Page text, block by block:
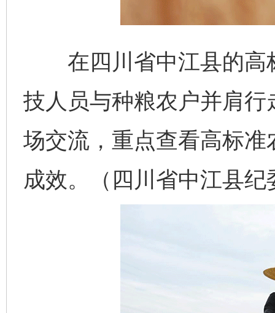
在四川省中江县的高
技人员与种粮农户并肩
场交流，重点查看高标
成效。（四川省中江县